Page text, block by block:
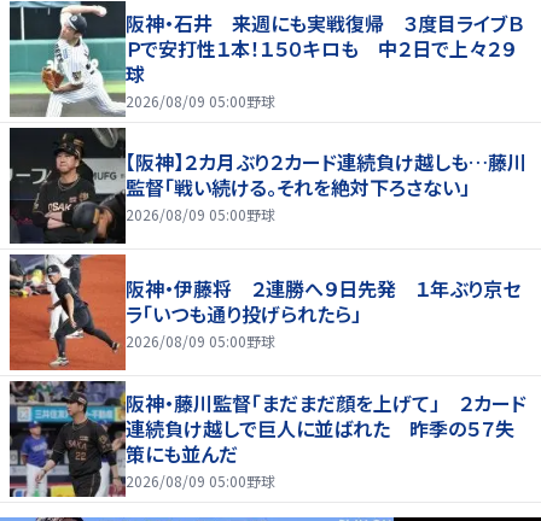
阪神・石井 来週にも実戦復帰 ３度目ライブＢ
Ｐで安打性１本！１５０キロも 中２日で上々２９
球
2026/08/09 05:00野球
【阪神】２カ月ぶり２カード連続負け越しも…藤川
監督「戦い続ける。それを絶対下ろさない」
2026/08/09 05:00野球
阪神・伊藤将 ２連勝へ９日先発 １年ぶり京セ
ラ「いつも通り投げられたら」
2026/08/09 05:00野球
阪神・藤川監督「まだまだ顔を上げて」 ２カード
連続負け越しで巨人に並ばれた 昨季の５７失
策にも並んだ
2026/08/09 05:00野球